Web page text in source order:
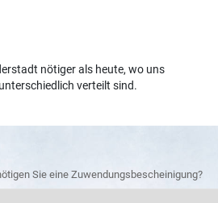
nötiger als heute, wo uns
verteilt sind.
Sie eine Zuwendungsbescheinigung?